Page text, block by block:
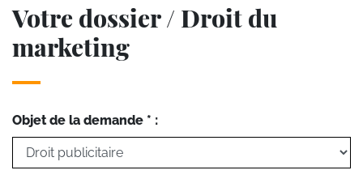
Votre dossier / Droit du
marketing
Objet de la demande * :